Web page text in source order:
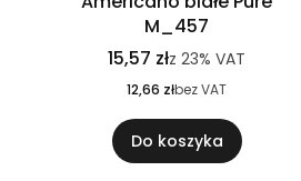
M_457
15,57 złz 23% VAT
12,66 złbez VAT
Do koszyka